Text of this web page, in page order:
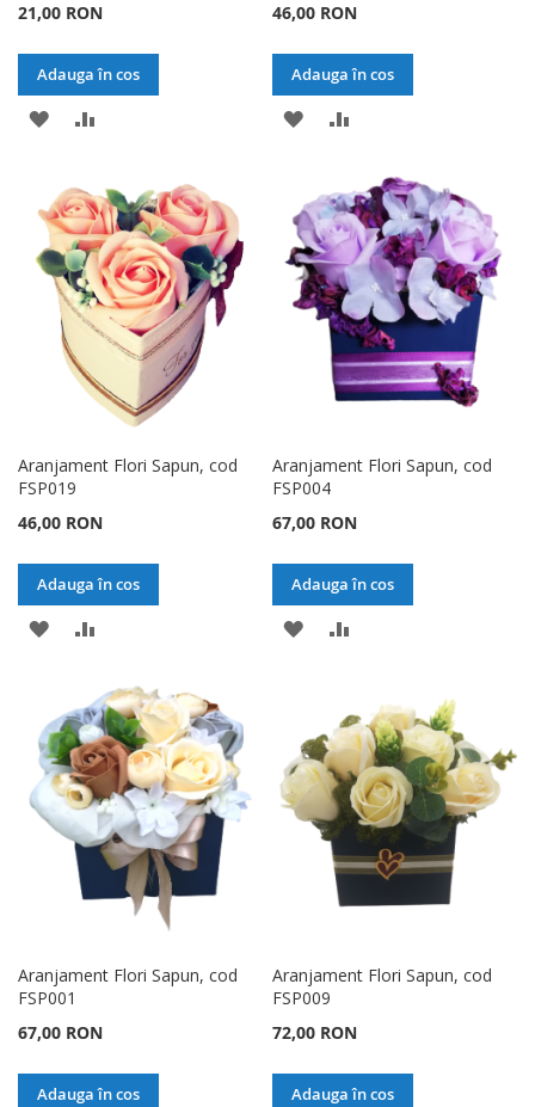
21,00 RON
Adauga în cos
ADAUGATI
LISTA
DE
DORINTE
COMPARARE
46,00 RON
Adauga în cos
ADAUGATI
LISTA
DE
DORINTE
COMPARARE
Aranjament Flori Sapun, cod
FSP019
46,00 RON
Adauga în cos
ADAUGATI
LISTA
DE
DORINTE
COMPARARE
Aranjament Flori Sapun, cod
FSP004
67,00 RON
Adauga în cos
ADAUGATI
LISTA
DE
DORINTE
COMPARARE
Aranjament Flori Sapun, cod
FSP001
67,00 RON
Adauga în cos
Aranjament Flori Sapun, cod
FSP009
72,00 RON
Adauga în cos